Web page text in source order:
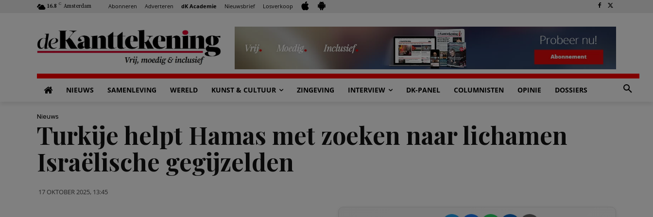
16.8 C Amsterdam Abonneren Adverteren dK Academie Nieuwsbrief Losverkoop
NIEUWS SAMENLEVING WERELD KUNST & CULTUUR ZINGEVING INTERVIEW DK-PANEL COLUMNISTEN OPINIE DOSSIERS
Nieuws
Turkije helpt Hamas met zoeken naar lichamen
Israëlische gegijzelden
17 OKTOBER 2025, 13:45